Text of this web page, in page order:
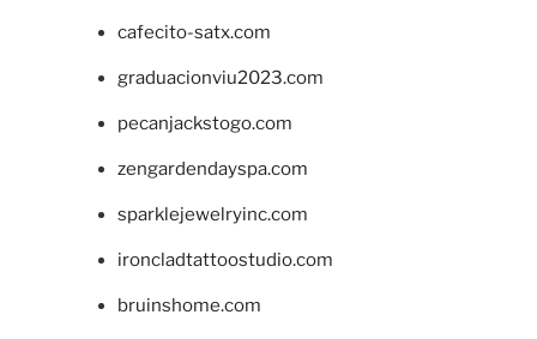
cafecito-satx.com
graduacionviu2023.com
pecanjackstogo.com
zengardendayspa.com
sparklejewelryinc.com
ironcladtattoostudio.com
bruinshome.com